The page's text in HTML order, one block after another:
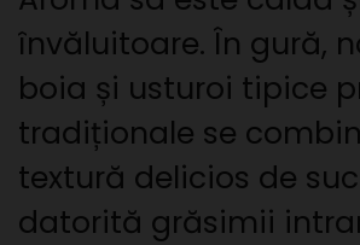
învăluitoare. În gură,
boia și usturoi tipice
tradiționale se
textură delicios de
datorită grăsimii